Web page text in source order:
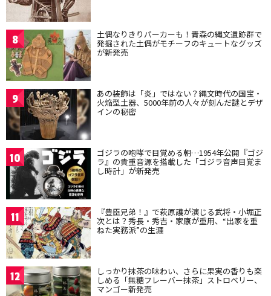
8 土偶なりきりパーカーも！青森の縄文遺跡群で
発掘された土偶がモチーフのキュートなグッズ
が新発売
9 あの装飾は「炎」ではない？縄文時代の国宝・
火焔型土器、5000年前の人々が刻んだ謎とデザ
インの秘密
10 ゴジラの咆哮で目覚める朝…1954年公開『ゴジ
ラ』の貴重音源を搭載した「ゴジラ音声目覚ま
し時計」が新発売
11 『豊臣兄弟！』で萩原護が演じる武将・小堀正
次とは？秀長・秀吉・家康が重用、“出家を重
ねた実務派”の生涯
12 しっかり抹茶の味わい、さらに果実の香りも楽
しめる「無糖フレーバー抹茶」ストロベリー、
マンゴー新発売